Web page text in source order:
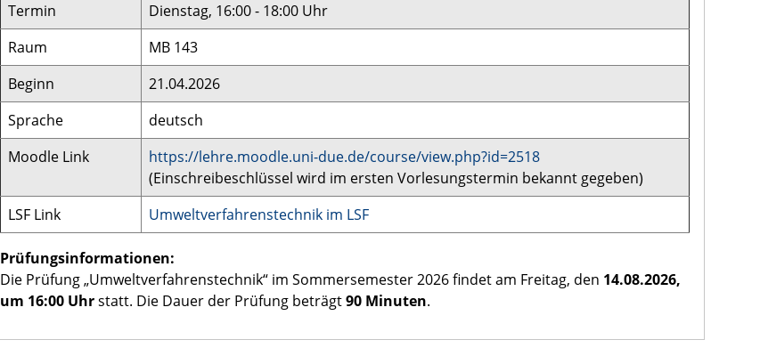
Termin
Dienstag, 16:00 - 18:00 Uhr
Raum
MB 143
Beginn
21.04.2026
Sprache
deutsch
Moodle Link
https://lehre.moodle.uni-due.de/course/view.php?id=2518
(Einschreibeschlüssel wird im ersten Vorlesungstermin bekannt gegeben)
LSF Link
Umweltverfahrenstechnik im LSF
Prüfungsinformationen:
Die Prüfung „Umweltverfahrenstechnik“ im Sommersemester 2026 findet am Freitag, den 14.08.2026,
um 16:00 Uhrstatt. Die Dauer der Prüfung beträgt90 Minuten.